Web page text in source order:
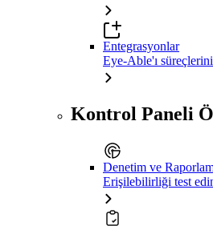
Entegrasyonlar
Eye-Able'ı
Kontrol Paneli
Denetim ve
Erişilebilirliği test